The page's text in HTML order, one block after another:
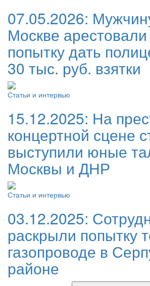
07.05.2026:
Москве
попытку дать
30 тыс. руб. взятки
Статьи и интервью
15.12.2025: На
концертной сцене
выступили юные
Москвы и ДНР
Статьи и интервью
03.12.2025:
раскрыли попытку
газопроводе в
районе